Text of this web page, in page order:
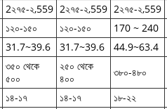
2২৭৫-২,559 2২৭৫-২,559 2২৭৫-২,559
১২০-১৫০ ১২০-১৫০ 170 ~ 240
31.7~39.6 31.7~39.6 44.9~63.4
৩৫০ থেকে
৫০০
২৫০ থেকে
৪০০
৩৮০-৪৮০
১৪-১৭ ১৪-১৭ ১৮-২২